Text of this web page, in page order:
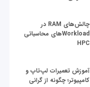
چالش‌های RAM در
Workloadهای محاسباتی
HPC
آموزش تعمیرات لپ‌تاپ و
کامپیوتر؛ چگونه از گرانی